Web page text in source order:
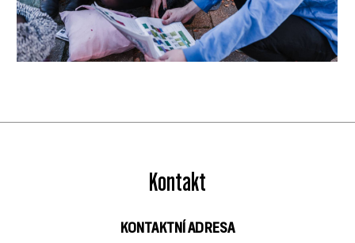
Kontakt
KONTAKTNÍ ADRESA